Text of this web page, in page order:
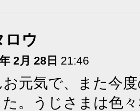
ロウ
2月 28日 21:46
元気で、また今
。うじさまは色